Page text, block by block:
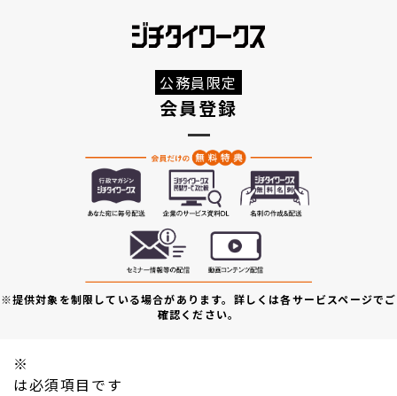
公務員限定
会員登録
※提供対象を制限している場合があります。詳しくは各サービスページでご
確認ください。
※
は必須項目です